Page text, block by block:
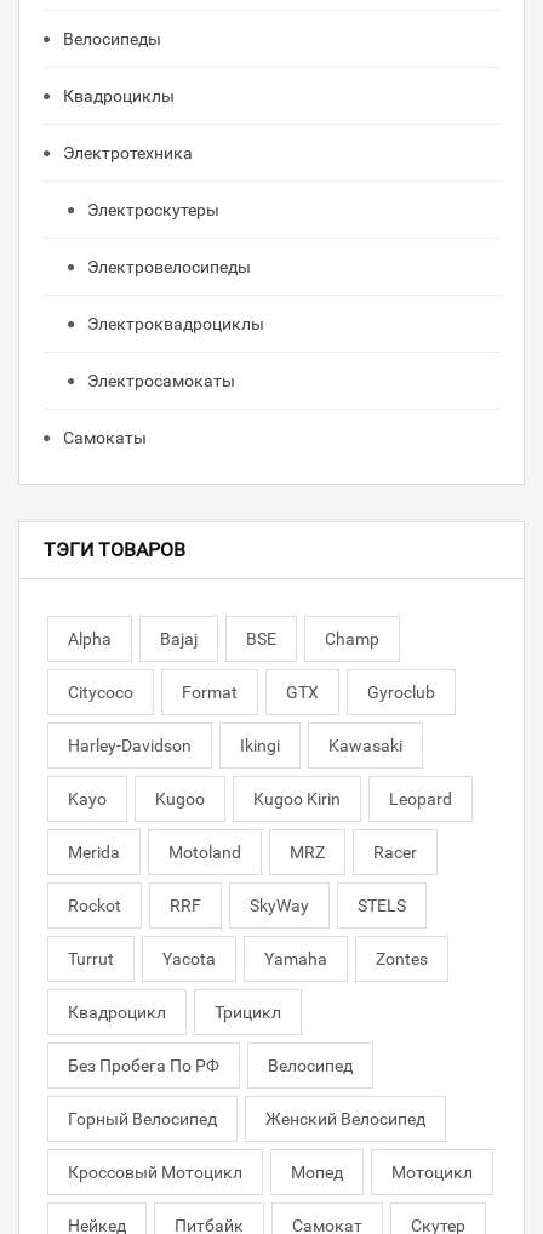
Велосипеды
Квадроциклы
Электротехника
Электроскутеры
Электровелосипеды
Электроквадроциклы
Электросамокаты
Самокаты
ТЭГИ ТОВАРОВ
Alpha Bajaj BSE Champ
Citycoco Format GTX Gyroclub
Harley-Davidson Ikingi Kawasaki
Kayo Kugoo Kugoo Kirin Leopard
Merida Motoland MRZ Racer
Rockot RRF SkyWay STELS
Turrut Yacota Yamaha Zontes
Квадроцикл Трицикл
Без Пробега По РФ Велосипед
Горный Велосипед Женский Велосипед
Кроссовый Мотоцикл Мопед Мотоцикл
Нейкед Питбайк Самокат Скутер